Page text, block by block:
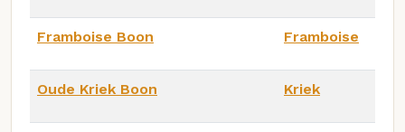
Framboise Boon Framboise
Oude Kriek Boon Kriek